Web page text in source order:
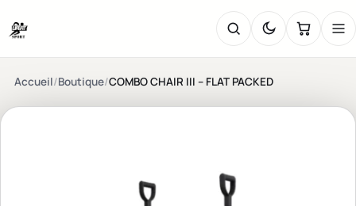
Accueil/Boutique/COMBO CHAIR III – FLAT PACKED